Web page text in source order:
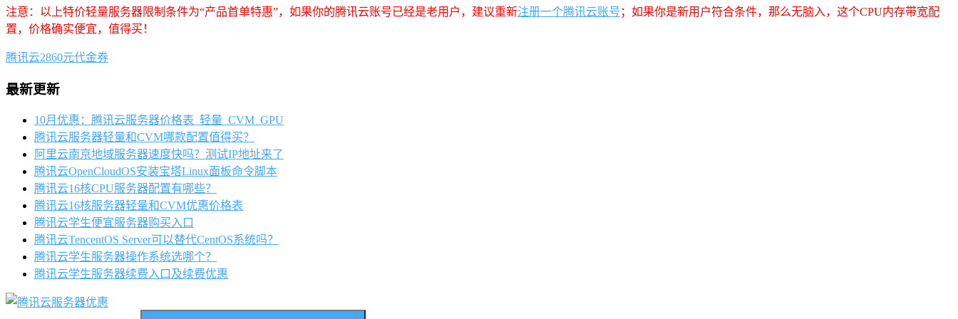
注意：以上特价轻量服务器限制条件为“产品首单特惠”，如果你的腾讯云账号已经是老用户，建议重新注册一个腾讯云账号 ；如果你是新用户符合条件，那么无脑入，这个CPU内存带宽配
置，价格确实便宜，值得买！
腾讯云2860元代金券
最新更新
10月优惠：腾讯云服务器价格表_轻量_CVM_GPU
腾讯云服务器轻量和CVM哪款配置值得买？
阿里云南京地域服务器速度快吗？测试IP地址来了
腾讯云OpenCloudOS安装宝塔Linux面板命令脚本
腾讯云16核CPU服务器配置有哪些？
腾讯云16核服务器轻量和CVM优惠价格表
腾讯云学生便宜服务器购买入口
腾讯云TencentOS Server可以替代CentOS系统吗？
腾讯云学生服务器操作系统选哪个？
腾讯云学生服务器续费入口及续费优惠